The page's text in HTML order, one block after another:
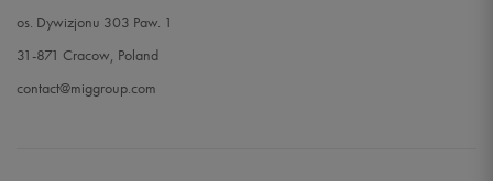
os. Dywizjonu 303 Paw. 1
31-871 Cracow, Poland
contact@miggroup.com